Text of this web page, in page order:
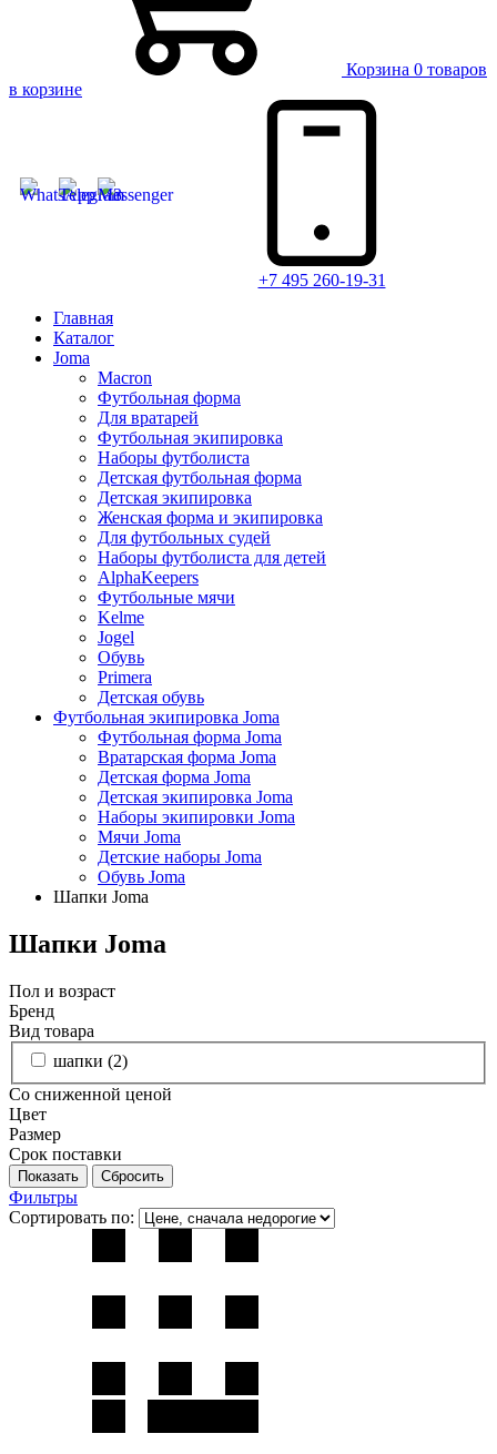
Корзина 0 товаров
в корзине
+7 495 260-19-31
Главная
Каталог
Joma
Macron
Футбольная форма
Для вратарей
Футбольная экипировка
Наборы футболиста
Детская футбольная форма
Детская экипировка
Женская форма и экипировка
Для футбольных судей
Наборы футболиста для детей
AlphaKeepers
Футбольные мячи
Kelme
Jogel
Обувь
Primera
Детская обувь
Футбольная экипировка Joma
Футбольная форма Joma
Вратарская форма Joma
Детская форма Joma
Детская экипировка Joma
Наборы экипировки Joma
Мячи Joma
Детские наборы Joma
Обувь Joma
Шапки Joma
Шапки Joma
Пол и возраст
Бренд
Вид товара
шапки (2)
Со сниженной ценой
Цвет
Размер
Срок поставки
Фильтры
Сортировать по: